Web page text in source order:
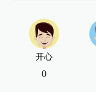
开心
0